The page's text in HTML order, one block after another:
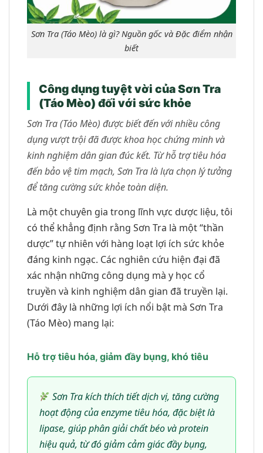
Sơn Tra (Táo Mèo) là gì? Nguồn gốc và Đặc điểm nhận
biết
Công dụng tuyệt vời của Sơn Tra
(Táo Mèo) đối với sức khỏe
Sơn Tra (Táo Mèo) được biết đến với nhiều công
dụng vượt trội đã được khoa học chứng minh và
kinh nghiệm dân gian đúc kết. Từ hỗ trợ tiêu hóa
đến bảo vệ tim mạch, Sơn Tra là lựa chọn lý tưởng
để tăng cường sức khỏe toàn diện.
Là một chuyên gia trong lĩnh vực dược liệu, tôi
có thể khẳng định rằng Sơn Tra là một “thần
dược” tự nhiên với hàng loạt lợi ích sức khỏe
đáng kinh ngạc. Các nghiên cứu hiện đại đã
xác nhận những công dụng mà y học cổ
truyền và kinh nghiệm dân gian đã truyền lại.
Dưới đây là những lợi ích nổi bật mà Sơn Tra
(Táo Mèo) mang lại:
Hỗ trợ tiêu hóa, giảm đầy bụng, khó tiêu
Sơn Tra kích thích tiết dịch vị, tăng cường
hoạt động của enzyme tiêu hóa, đặc biệt là
lipase, giúp phân giải chất béo và protein
hiệu quả, từ đó giảm cảm giác đầy bụng,